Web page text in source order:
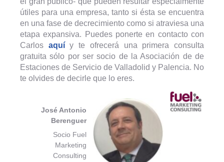
útiles para una empresa, tanto si ésta se encuentra
en una fase de decrecimiento como si atraviesa una
etapa expansiva. Puedes ponerte en contacto con
Carlos aquíy te ofrecerá una primera consulta
gratuita sólo por ser socio de la Asociación de de
Estaciones de Servicio de Valladolid y Palencia. No
te olvides de decirle que lo eres.
José Antonio
Berenguer
Socio Fuel
Marketing
Consulting